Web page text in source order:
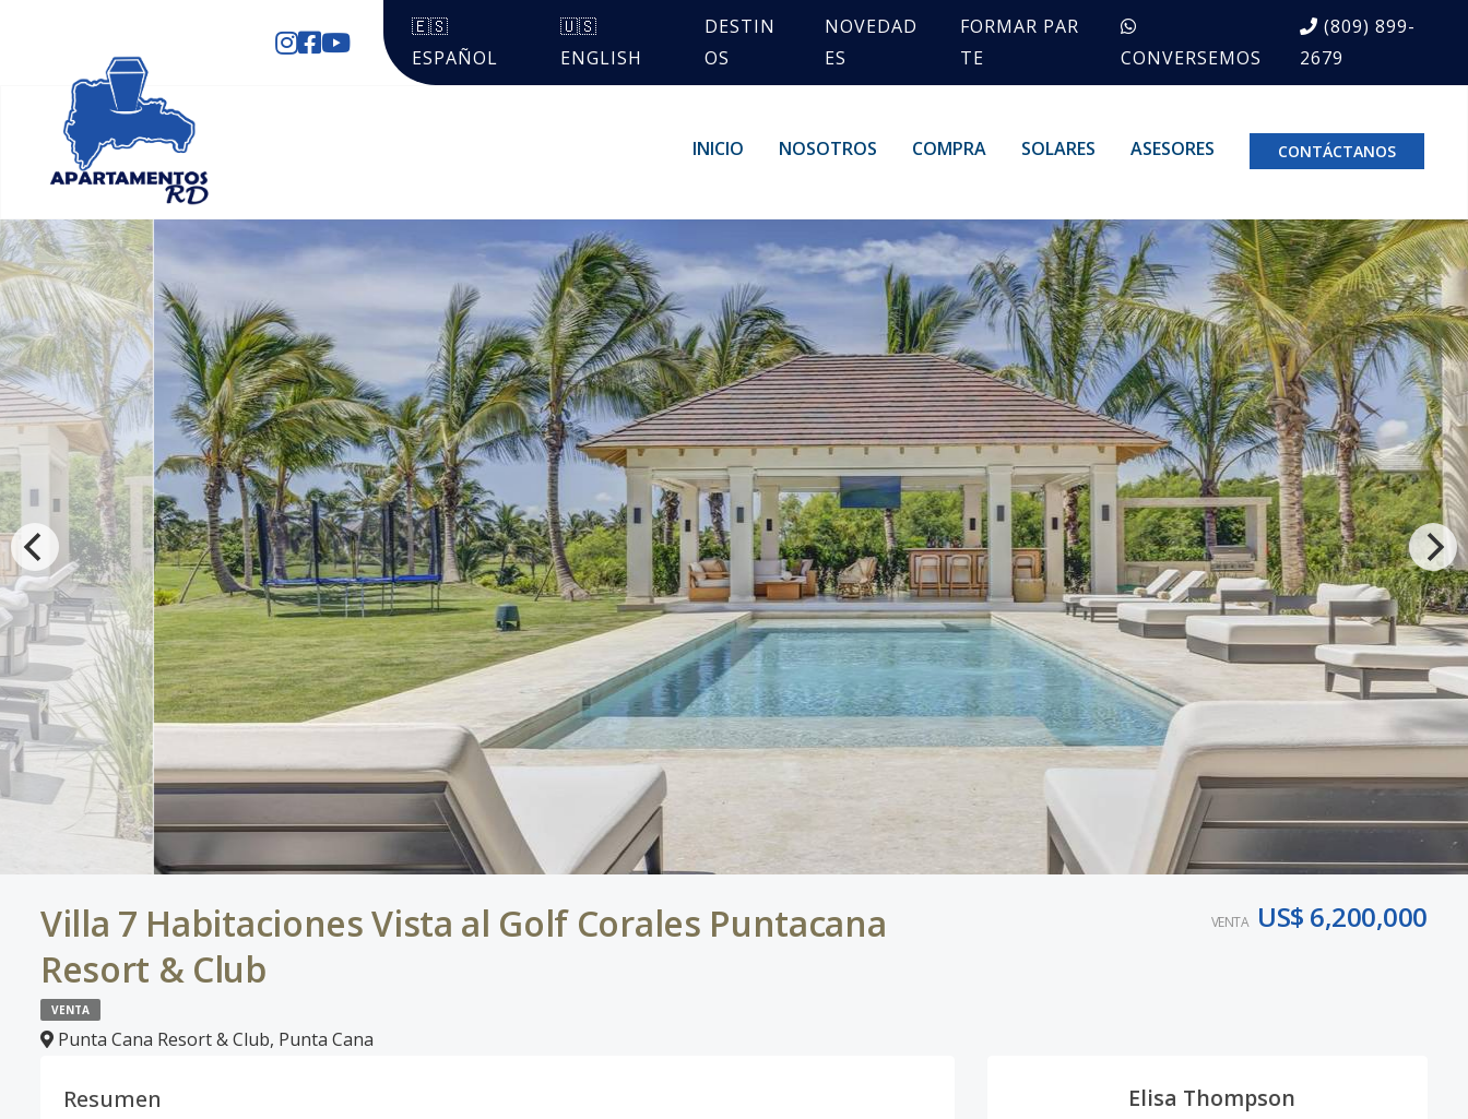
🇪🇸
ESPAÑOL
🇺🇸
ENGLISH
DESTIN
OS
NOVEDAD
ES
FORMAR PAR
TE
CONVERSEMOS
(809) 899-
2679
INICIO NOSOTROS COMPRA SOLARES ASESORES CONTÁCTANOS
Villa 7 Habitaciones Vista al Golf Corales Puntacana
Resort & Club
VENTA
Punta Cana Resort & Club, Punta Cana
VENTA US$ 6,200,000
Resumen Elisa Thompson